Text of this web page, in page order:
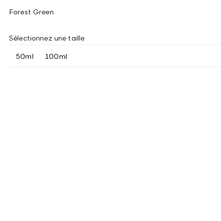
Forest Green
Sélectionnez une taille
50ml 100ml